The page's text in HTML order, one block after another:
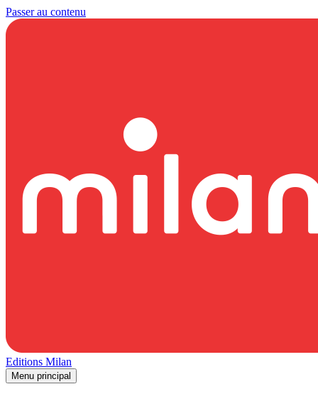
Passer au contenu
Editions Milan
Menu principal